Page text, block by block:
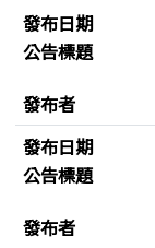
新聞列表
發布日期
公告標題
發布者
發布日期
公告標題
發布者